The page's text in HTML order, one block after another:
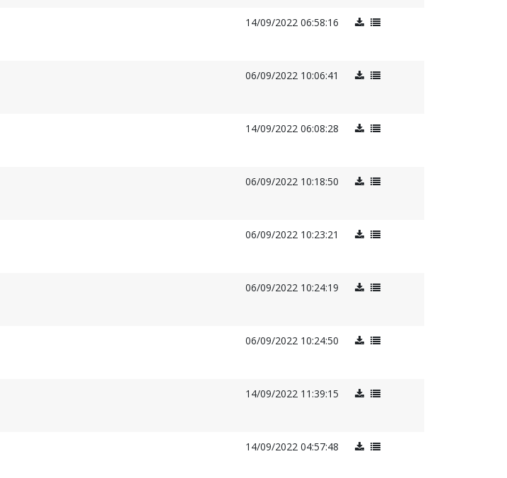
14/09/2022 06:58:16
06/09/2022 10:06:41
14/09/2022 06:08:28
06/09/2022 10:18:50
06/09/2022 10:23:21
06/09/2022 10:24:19
06/09/2022 10:24:50
14/09/2022 11:39:15
14/09/2022 04:57:48